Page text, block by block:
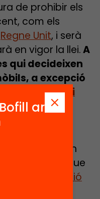
de prohibir els
com els
Regne Unit, i serà
en vigor la llei.A
qui decideixen
a excepció
Madrid i
optat per
centres
venen
estudis que
la prohibició
ara